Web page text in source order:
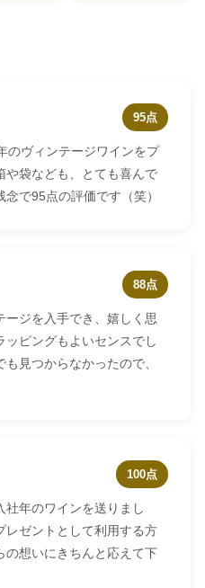
95点
のヴィンテージワインをプ
や袋なども、とても喜んで
で95点の評価です（笑）
88点
ージを入手でき、嬉しく思
ッピングもよいセンスでし
見つからなかったので、
100点
年のワインを送りまし
レゼントとして利用する方
の想いにきちんと応えて下